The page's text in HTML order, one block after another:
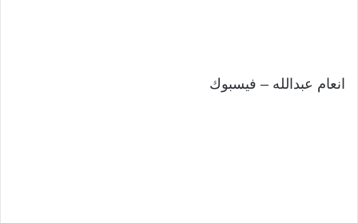
انعام عبدالله – فيسبوك